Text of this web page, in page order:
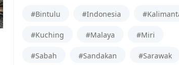
#Bintulu #Indonesia
#Kuching #Malaya #Miri
#Sabah #Sandakan #Sarawak